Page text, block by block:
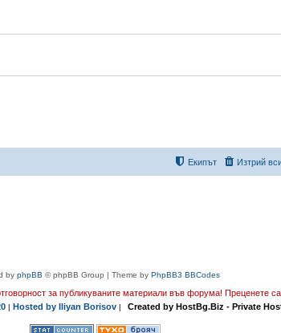
Изтрий
Екипът
by phpBB © phpBB Group | Theme by PhpBB3 BBCodes
за публикуваните материали във форума! Преценете
Hosted by Iliyan Borisov Created by HostBg.Biz - Private